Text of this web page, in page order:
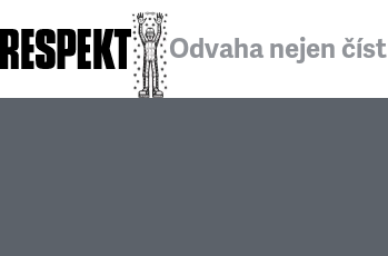
Odvaha nejen číst